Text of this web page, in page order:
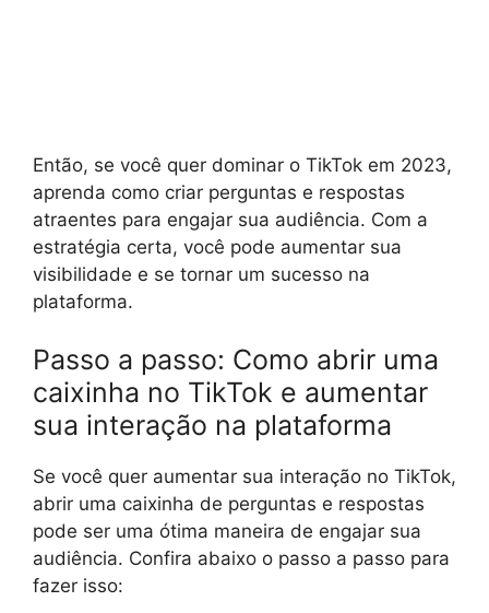
Então, se você quer dominar o TikTok em 2023,
aprenda como criar perguntas e respostas
atraentes para engajar sua audiência. Com a
estratégia certa, você pode aumentar sua
visibilidade e se tornar um sucesso na
plataforma.
Passo a passo: Como abrir uma
caixinha no TikTok e aumentar
sua interação na plataforma
Se você quer aumentar sua interação no TikTok,
abrir uma caixinha de perguntas e respostas
pode ser uma ótima maneira de engajar sua
audiência. Confira abaixo o passo a passo para
fazer isso: